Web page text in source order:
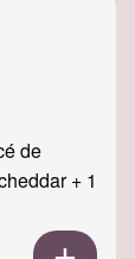
de
+ 1